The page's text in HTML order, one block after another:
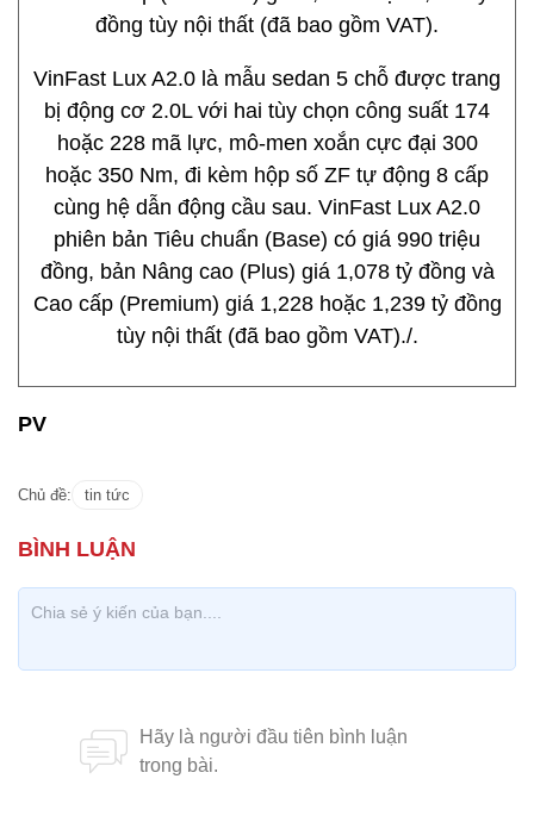
đồng tùy nội thất (đã bao gồm VAT).
VinFast Lux A2.0 là mẫu sedan 5 chỗ được trang
bị động cơ 2.0L với hai tùy chọn công suất 174
hoặc 228 mã lực, mô-men xoắn cực đại 300
hoặc 350 Nm, đi kèm hộp số ZF tự động 8 cấp
cùng hệ dẫn động cầu sau. VinFast Lux A2.0
phiên bản Tiêu chuẩn (Base) có giá 990 triệu
đồng, bản Nâng cao (Plus) giá 1,078 tỷ đồng và
Cao cấp (Premium) giá 1,228 hoặc 1,239 tỷ đồng
tùy nội thất (đã bao gồm VAT)./.
PV
Chủ đề: tin tức